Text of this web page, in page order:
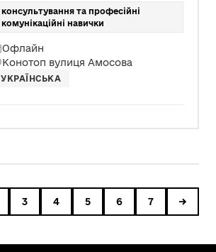
консультування та професійні
комунікаційні навички
Офлайн
Конотоп вулиця Амосова
УКРАЇНСЬКА
3 4 5 6 7 →